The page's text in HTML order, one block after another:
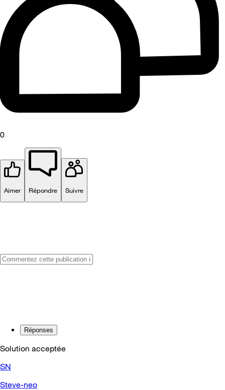
0
Aimer Répondre Suivre
Réponses
Solution acceptée
SN
Steve-neo